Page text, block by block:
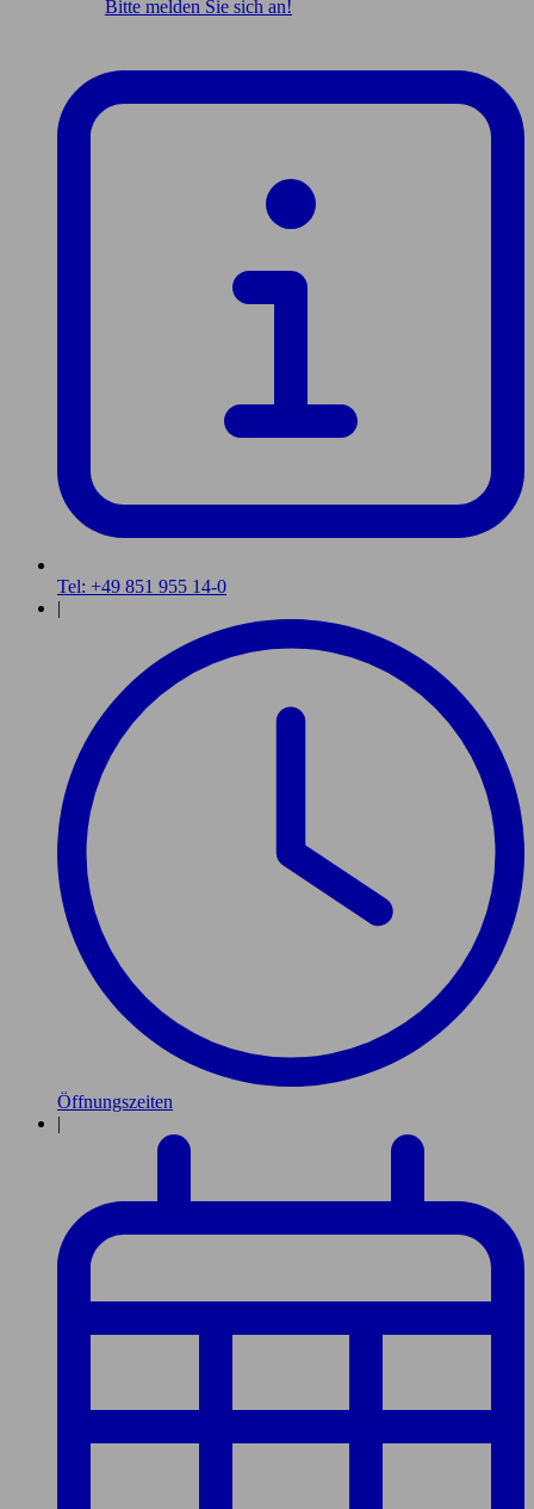
Bitte melden Sie sich an!
Tel: +49 851 955 14-0
|
Öffnungszeiten
|